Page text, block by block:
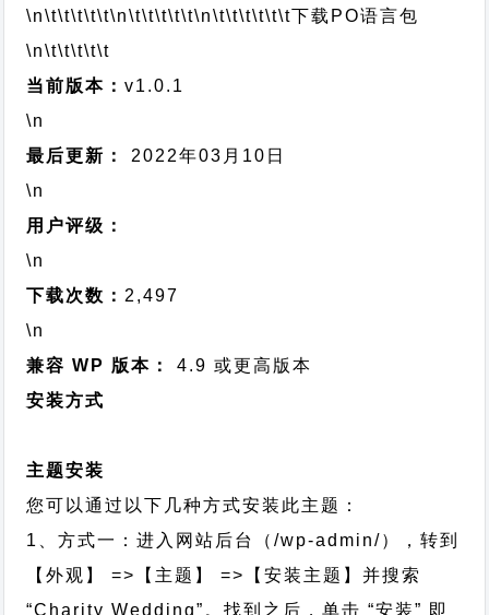
\n\t\t\t\t\t\n\t\t\t\t\t\n\t\t\t\t\t\t下载PO语言包
\n\t\t\t\t\t
当前版本：v1.0.1
\n
最后更新：
2022年03月10日
\n
用户评级：
\n
下载次数： 2,497
\n
兼容 WP 版本：
4.9 或更高版本
安装方式
主题安装
您可以通过以下几种方式安装此主题：
1、方式一：进入网站后台（/wp-admin/），转到
【外观】 =>【主题】 =>【安装主题】并搜索
“Charity Wedding”。找到之后，单击 “安装” 即